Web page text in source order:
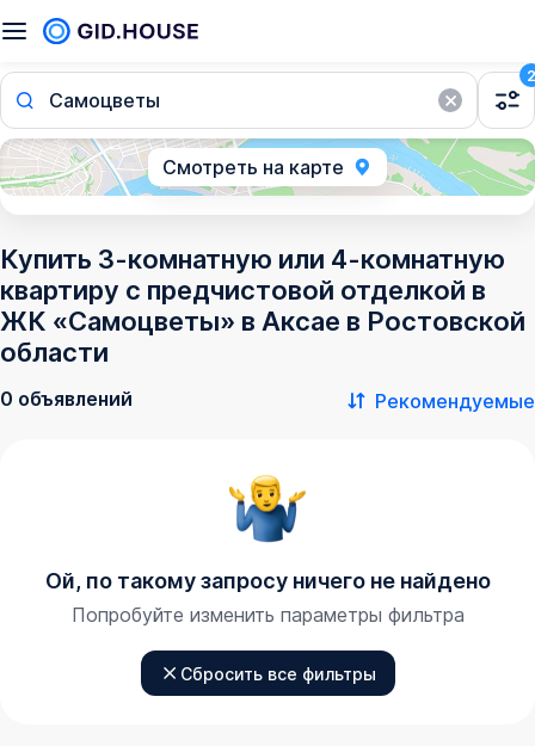
Самоцветы
2
Смотреть на карте
Купить 3-комнатную или 4-комнатную
квартиру с предчистовой отделкой в
ЖК «Самоцветы» в Аксае в Ростовской
области
0 объявлений Рекомендуемые
Ой, по такому запросу ничего не найдено
Попробуйте изменить параметры фильтра
Сбросить все фильтры